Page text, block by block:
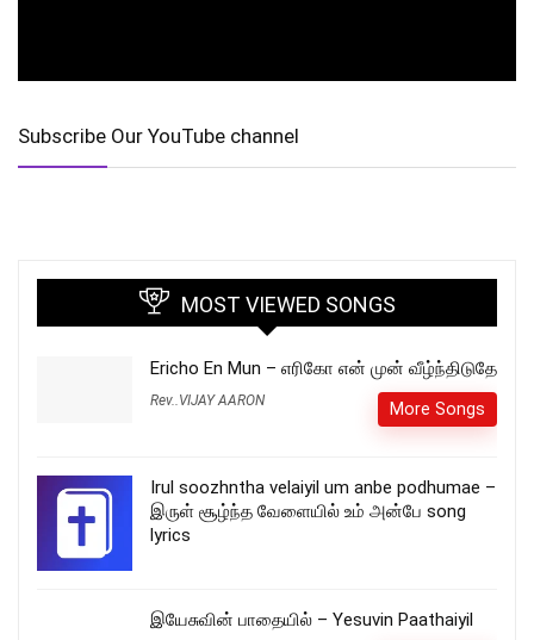
Subscribe Our YouTube channel
MOST VIEWED SONGS
Ericho En Mun – எரிகோ என் முன் வீழ்ந்திடுதே
Rev..VIJAY AARON More Songs
Irul soozhntha velaiyil um anbe podhumae –
இருள் சூழ்ந்த வேளையில் உம் அன்பே song
lyrics
இயேசுவின் பாதையில் – Yesuvin Paathaiyil